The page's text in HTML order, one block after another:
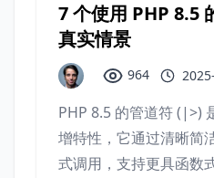
7 个使用 PHP 8.5
真实情景
964
PHP 8.5 的管道符 (|>)
增特性，它通过清晰简
式调用，支持更具函数